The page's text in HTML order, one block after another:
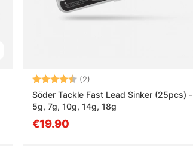
Arvio: (2)
Söder Tackle Fast Lead Sinker (25pcs) -
5g, 7g, 10g, 14g, 18g
€19.90